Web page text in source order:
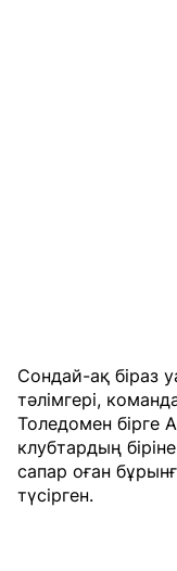
Сондай-ақ біраз
тәлімгері,
Толедомен бірге
клубтардың
сапар оған
түсірген.